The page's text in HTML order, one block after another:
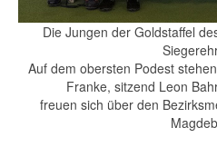
Die Jungen der Goldstaffel
Auf dem obersten Podest
Franke, sitzend Leon
freuen sich über den